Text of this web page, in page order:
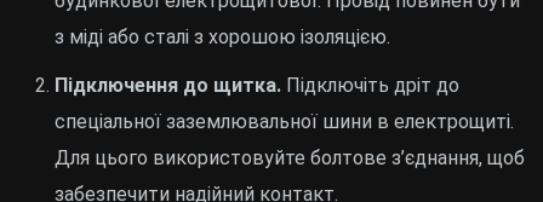
з міді або сталі з хорошою ізоляцією.
Підключення до щитка. Підключіть дріт до
спеціальної заземлювальної шини в електрощиті.
Для цього використовуйте болтове з’єднання, щоб
забезпечити надійний контакт.